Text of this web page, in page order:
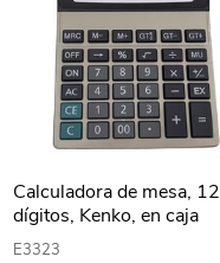
Calculadora de mesa, 12
dígitos, Kenko, en caja
E3323